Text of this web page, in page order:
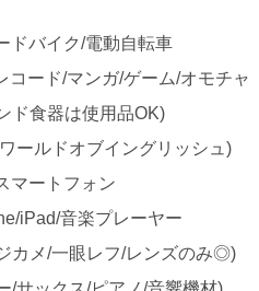
ドバイク/電動自転車
コード/マンガ/ゲーム/オモチャ
ド食器は使用品OK)
ールドオブイングリッシュ)
マートフォン
iPad/音楽プレーヤー
カメ/一眼レフ/レンズのみ◎)